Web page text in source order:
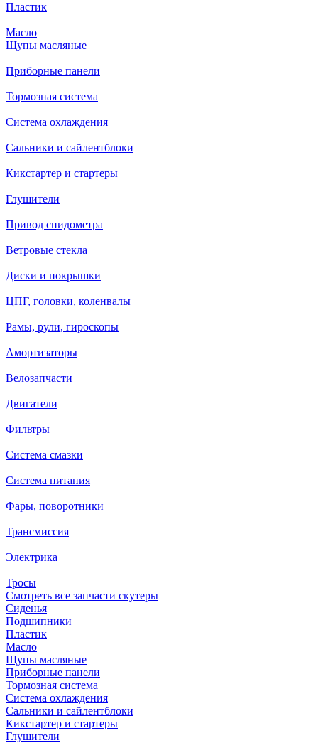
Пластик
Масло
Щупы масляные
Приборные панели
Тормозная система
Система охлаждения
Сальники и сайлентблоки
Кикстартер и стартеры
Глушители
Привод спидометра
Ветровые стекла
Диски и покрышки
ЦПГ, головки, коленвалы
Рамы, рули, гироскопы
Амортизаторы
Велозапчасти
Двигатели
Фильтры
Система смазки
Система питания
Фары, поворотники
Трансмиссия
Электрика
Тросы
Смотреть все запчасти скутеры
Сиденья
Подшипники
Пластик
Масло
Щупы масляные
Приборные панели
Тормозная система
Система охлаждения
Сальники и сайлентблоки
Кикстартер и стартеры
Глушители